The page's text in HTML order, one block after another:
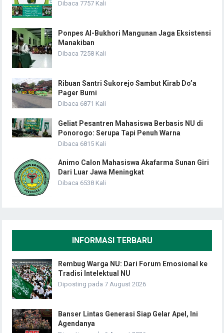
Dibaca 7757 Kali
Ponpes Al-Bukhori Mangunan Jaga Eksistensi
Manakiban
Dibaca 7258 Kali
Ribuan Santri Sukorejo Sambut Kirab Do’a
Pager Bumi
Dibaca 6871 Kali
Geliat Pesantren Mahasiswa Berbasis NU di
Ponorogo: Serupa Tapi Penuh Warna
Dibaca 6815 Kali
Animo Calon Mahasiswa Akafarma Sunan Giri
Dari Luar Jawa Meningkat
Dibaca 6538 Kali
INFORMASI TERBARU
Rembug Warga NU: Dari Forum Emosional ke
Tradisi Intelektual NU
Diposting pada 7 August 2026
Banser Lintas Generasi Siap Gelar Apel, Ini
Agendanya